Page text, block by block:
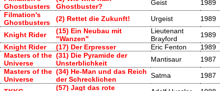
Ghostbusters
Ghostbuster?
Geist
1989
Filmation's
Ghostbusters
(2) Rettet die Zukunft! Urgeist 1989
Knight Rider
(15) Ein Neubau mit
"Wanzen"
Lieutenant
Brayford
1989
Knight Rider
(17) Der Erpresser Eric Fenton
1989
Masters of the
Universe
(31) Die Pyramide der
Unsterblichkeit
Mantisaur
1987
Masters of the
Universe
(34) He-Man und das Reich
der Schrecklichen
Satma 1987
(57) Jagt das rote